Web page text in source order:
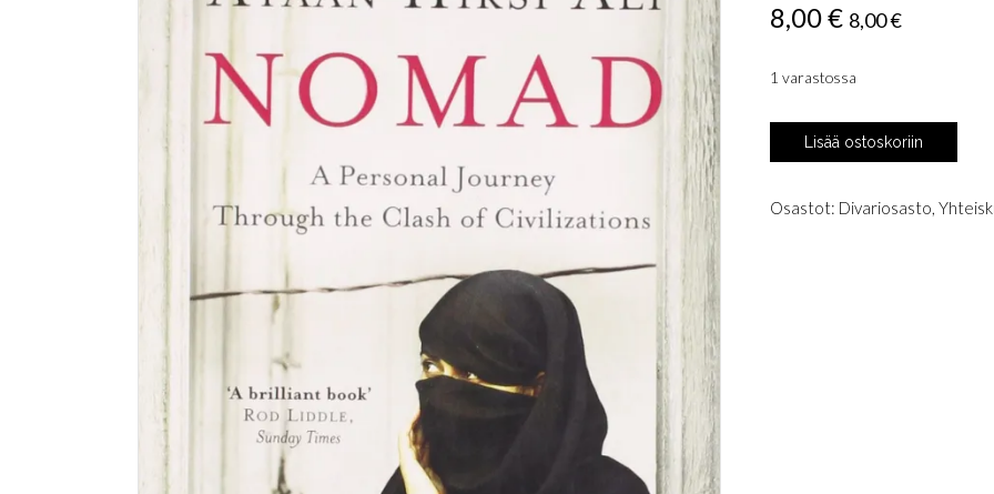
8,00€ 8,00€
1 varastossa
Ali,
Nomad
Lisää ostoskoriin
Osastot: Divariosasto,